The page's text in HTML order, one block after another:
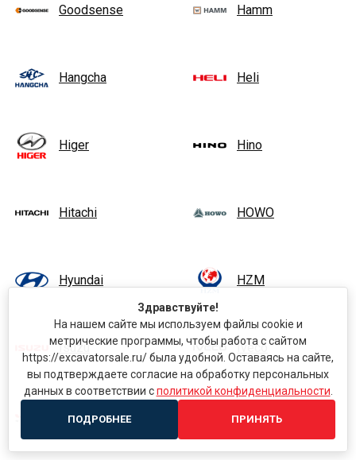
Goodsense Hamm
Hangcha Heli
Higer Hino
Hitachi HOWO
Hyundai HZM
Isuzu Iveco
JAC JCB
Здравствуйте!
На нашем сайте мы используем файлы cookie и
метрические программы, чтобы работа с сайтом
https://excavatorsale.ru/ была удобной. Оставаясь на сайте,
вы подтверждаете согласие на обработку персональных
данных в соответствии сполитикой конфиденциальности
ПОДРОБНЕЕ ПРИНЯТЬ